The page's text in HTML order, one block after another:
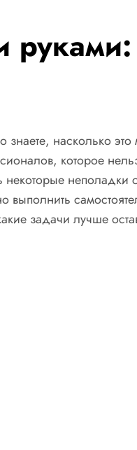
насколько
которое
задачи лучше